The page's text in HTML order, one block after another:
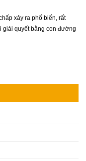
xảy ra phổ biến, rất
giải quyết bằng con đường